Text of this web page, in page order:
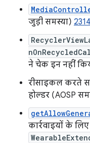
जुड़ी समस्या)
ने चेक इन नहीं
रीसाइकल करते
होल्डर (AOSP
कार्रवाइयों के